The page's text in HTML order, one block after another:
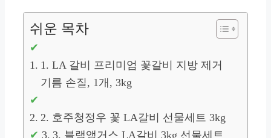
쉬운 목차
1. LA 갈비 프리미엄 꽃갈비 지방 제거
기름 손질, 1개, 3kg
2. 호주청정우 꽃 LA갈비 선물세트 3kg
3. 블랙앵거스 LA갈비 3kg 선물세트